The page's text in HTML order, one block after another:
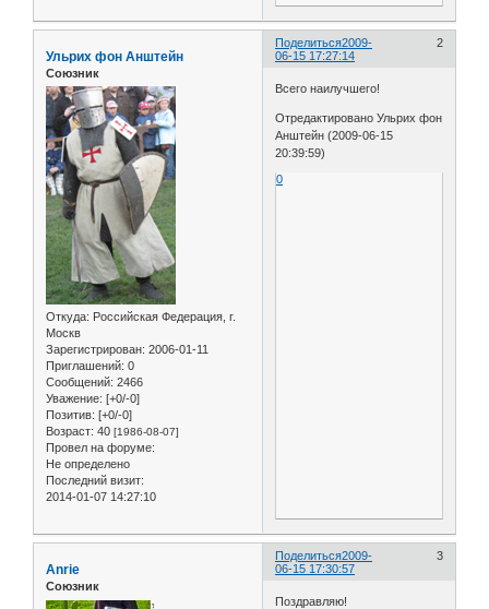
Поделиться 2
2009-
06-15 17:27:14
Ульрих фон Анштейн
Союзник
Откуда: Российская Федерация, г.
Москв
Зарегистрирован: 2006-01-11
Приглашений: 0
Сообщений: 2466
Уважение: [+0/-0]
Позитив: [+0/-0]
Возраст: 40 [1986-08-07]
Провел на форуме:
Не определено
Последний визит:
2014-01-07 14:27:10
Всего наилучшего!
Отредактировано Ульрих фон
Анштейн (2009-06-15
20:39:59)
0
Поделиться 3
2009-
06-15 17:30:57
Anrie
Союзник
Поздравляю!